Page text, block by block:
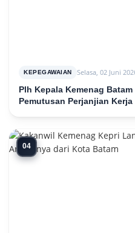
KEPEGAWAIAN
Selasa, 02 Juni
Plh Kepala Kemenag
Pemutusan Perjanjian Kerja
04